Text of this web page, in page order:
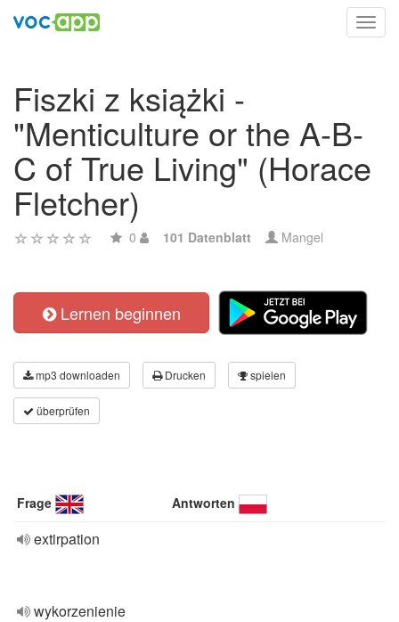
Fiszki z książki -
"Menticulture or the A-B-
C of True Living" (Horace
Fletcher)
0 101 Datenblatt Mangel
Lernen beginnen
mp3 downloaden Drucken spielen
überprüfen
Frage Antworten
extirpation
wykorzenienie